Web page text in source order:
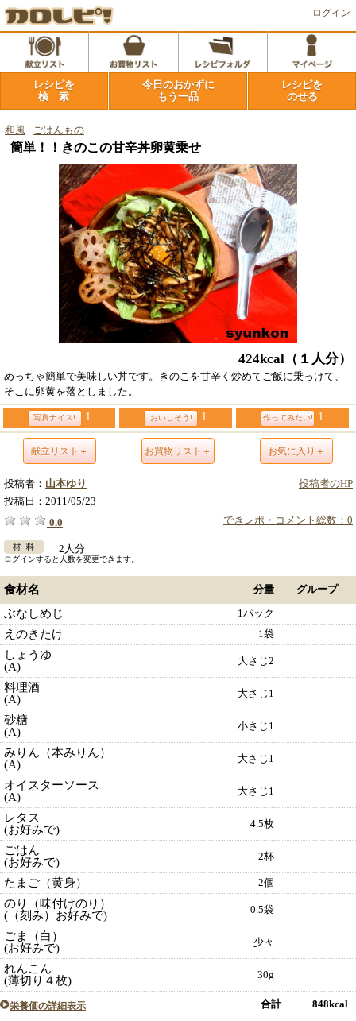
ログイン
レシピを
検 索
今日のおかずに
もう一品
レシピを
のせる
和風 ごはんもの
簡単！！きのこの甘辛丼卵黄乗せ
424kcal （１人分）
めっちゃ簡単で美味しい丼です。きのこを甘辛く炒めてご飯に乗っけて、
そこに卵黄を落としました。
写真ナイス! 1 おいしそう! 1 作ってみたい! 1
献立リスト＋ お買物リスト＋ お気に入り＋
投稿者のHP
投稿者： 山本ゆり
投稿日： 2011/05/23
できレポ・コメント総数：0
0.0
2人分
ログインすると人数を変更できます。
食材名 分量 グループ
ぶなしめじ 1パック
えのきたけ 1袋
しょうゆ
(A)
大さじ2
料理酒
(A)
大さじ1
砂糖
(A)
小さじ1
みりん（本みりん）
(A)
大さじ1
オイスターソース
(A)
大さじ1
レタス
(お好みで)
4.5枚
ごはん
(お好みで)
2杯
たまご（黄身） 2個
のり（味付けのり）
(（刻み）お好みで)
0.5袋
ごま（白）
(お好みで)
少々
れんこん
(薄切り４枚)
30g
栄養価の詳細表示 合計 848kcal